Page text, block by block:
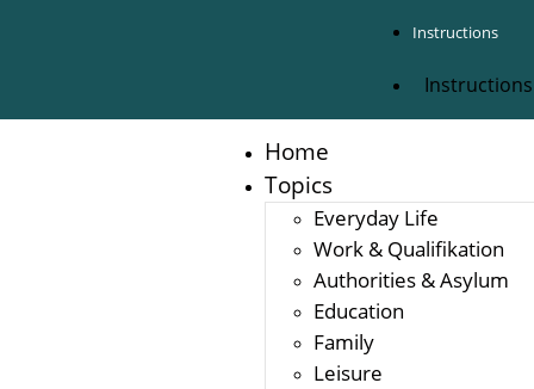
Instructions
Instructions
Home
Topics
Everyday Life
Work & Qualifikation
Authorities & Asylum
Education
Family
Leisure